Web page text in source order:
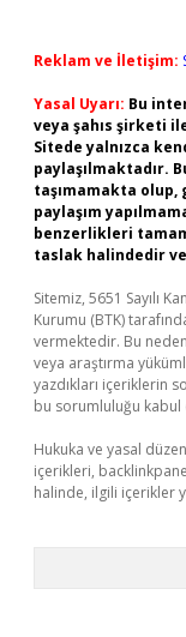
Reklam ve İletişim:
Yasal Uyarı: Bu
veya şahıs şirketi
Sitede yalnızca
paylaşılmaktadır.
taşımamakta olup,
paylaşım
benzerlikleri
taslak halindedir
Sitemiz, 5651 Sayılı
Kurumu (BTK)
vermektedir. Bu
veya araştırma
yazdıkları içeriklerin
bu sorumluluğu kabul
Hukuka ve yasal
içerikleri,
halinde, ilgili içerikler